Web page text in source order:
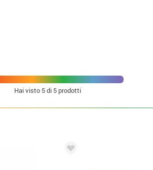
Hai visto 5di 5 prodotti